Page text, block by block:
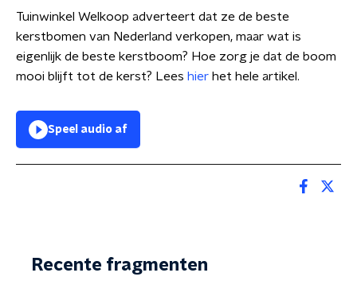
Tuinwinkel Welkoop adverteert dat ze de beste
kerstbomen van Nederland verkopen, maar wat is
eigenlijk de beste kerstboom? Hoe zorg je dat de boom
mooi blijft tot de kerst? Lees hier het hele artikel.
Speel audio af
Recente fragmenten